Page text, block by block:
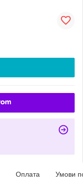
Оплата Умови